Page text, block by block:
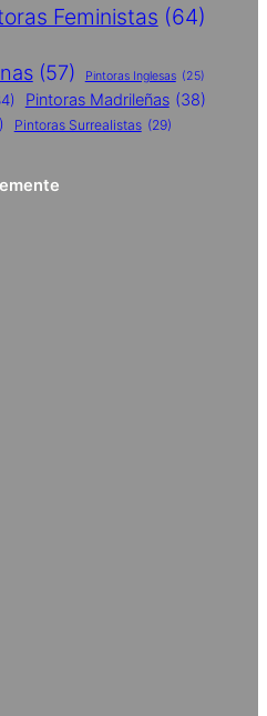
Feministas (64)
(57) Pintoras Inglesas (25)
Pintoras Madrileñas (38)
Pintoras Surrealistas (29)